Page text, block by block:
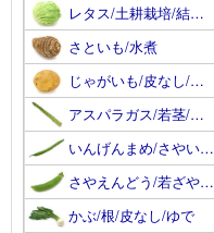
レタス/土耕栽培/結…
さといも/水煮
じゃがいも/皮なし/…
アスパラガス/若茎/…
いんげんまめ/さやい…
さやえんどう/若ざや…
かぶ/根/皮なし/ゆで